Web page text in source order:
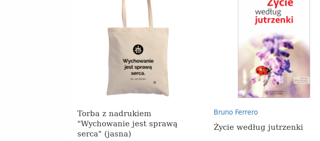
Torba z nadrukiem
"Wychowanie jest sprawą
serca" (jasna)
Bruno Ferrero
Życie według jutrzenki